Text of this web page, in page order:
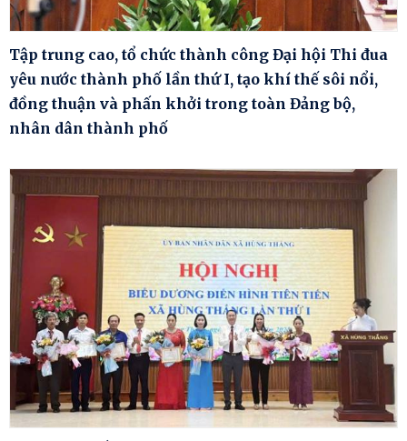
Tập trung cao, tổ chức thành công Đại hội Thi đua
yêu nước thành phố lần thứ I, tạo khí thế sôi nổi,
đồng thuận và phấn khởi trong toàn Đảng bộ,
nhân dân thành phố